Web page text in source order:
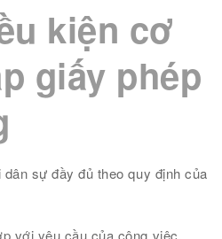
kiện cơ
giấy phép
sự đầy đủ theo quy định của
với yêu cầu của công việc.